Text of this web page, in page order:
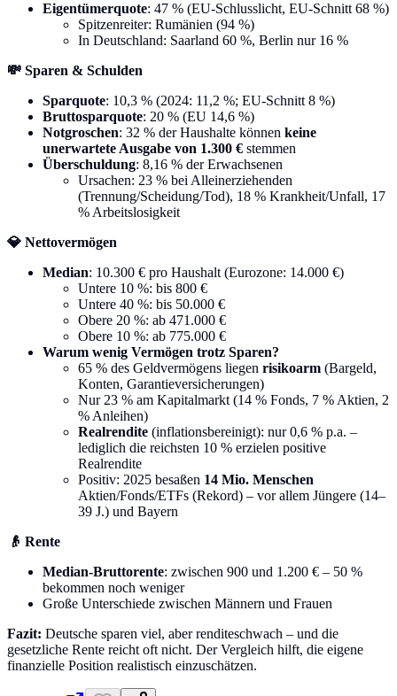
Eigentümerquote: 47 % (EU-Schlusslicht, EU-Schnitt 68 %)
Spitzenreiter: Rumänien (94 %)
In Deutschland: Saarland 60 %, Berlin nur 16 %
💸 Sparen & Schulden
Sparquote: 10,3 % (2024: 11,2 %; EU-Schnitt 8 %)
Bruttosparquote: 20 % (EU 14,6 %)
Notgroschen: 32 % der Haushalte können keine
unerwartete Ausgabe von 1.300 € stemmen
Überschuldung: 8,16 % der Erwachsenen
Ursachen: 23 % bei Alleinerziehenden
(Trennung/Scheidung/Tod), 18 % Krankheit/Unfall, 17
% Arbeitslosigkeit
💎 Nettovermögen
Median: 10.300 € pro Haushalt (Eurozone: 14.000 €)
Untere 10 %: bis 800 €
Untere 40 %: bis 50.000 €
Obere 20 %: ab 471.000 €
Obere 10 %: ab 775.000 €
Warum wenig Vermögen trotz Sparen?
65 % des Geldvermögens liegen risikoarm (Bargeld,
Konten, Garantieversicherungen)
Nur 23 % am Kapitalmarkt (14 % Fonds, 7 % Aktien, 2
% Anleihen)
Realrendite (inflationsbereinigt): nur 0,6 % p.a. –
lediglich die reichsten 10 % erzielen positive
Realrendite
Positiv: 2025 besaßen 14 Mio. Menschen
Aktien/Fonds/ETFs (Rekord) – vor allem Jüngere (14–
39 J.) und Bayern
👴 Rente
Median-Bruttorente: zwischen 900 und 1.200 € – 50 %
bekommen noch weniger
Große Unterschiede zwischen Männern und Frauen
Fazit: Deutsche sparen viel, aber renditeschwach – und die
gesetzliche Rente reicht oft nicht. Der Vergleich hilft, die eigene
finanzielle Position realistisch einzuschätzen.